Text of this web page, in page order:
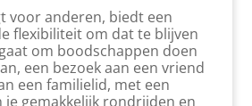
voor anderen, biedt een
flexibiliteit om dat te blijven
om boodschappen doen
een bezoek aan een vriend
een familielid, met een
gemakkelijk rondrijden en